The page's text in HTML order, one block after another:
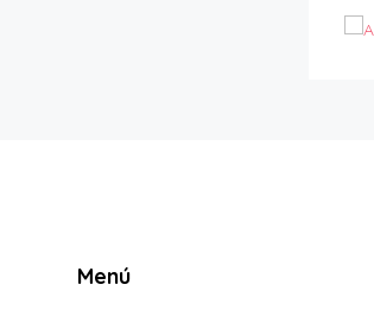
Menú